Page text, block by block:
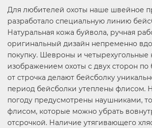
Для любителей охоты наше швейное
разработало специальную линию
Натуральная кожа буйвола, ручная
оригинальный дизайн непременно
покупку. Шевроны и четырехугольные
изображением охоты с двух сторон по
от строчка делают бейсболку
период бейсболки утеплены флисом.
погоду предусмотрены наушниками,
флисом, которые можно убрать
отсрочкой. Наличие утягивающего